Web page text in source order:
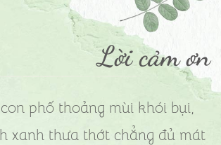
Lời cảm ơn
phố thoảng mùi khói bụi,
xanh thưa thớt chẳng đủ mát